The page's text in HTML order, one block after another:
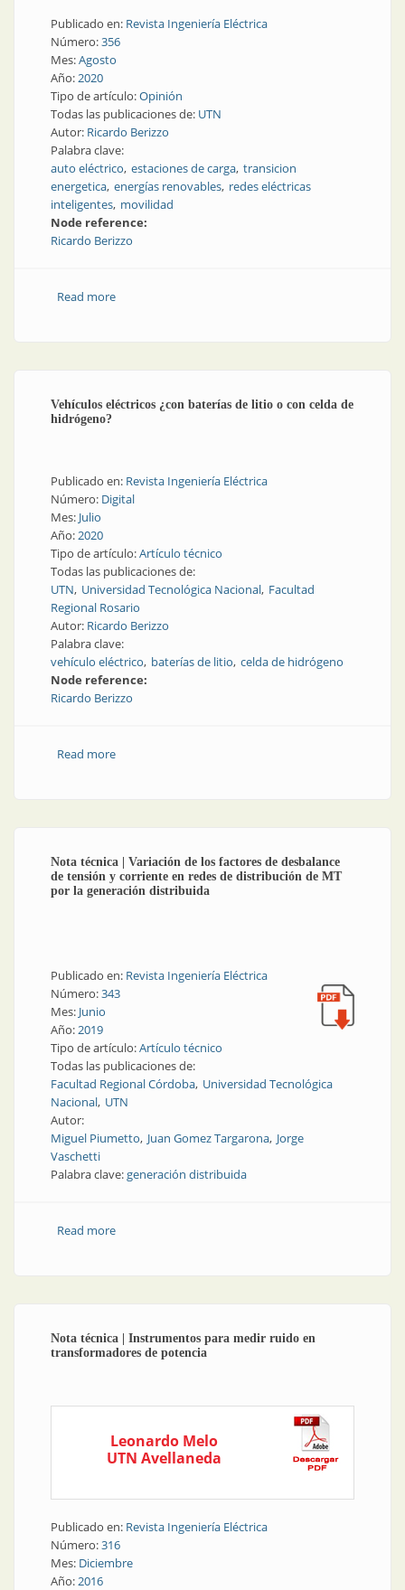
Publicado en: Revista Ingeniería Eléctrica
Número:356
Mes:Agosto
Año:2020
Tipo de artículo:Opinión
Todas las publicaciones de: UTN
Autor: Ricardo Berizzo
Palabra clave:
auto eléctrico estaciones de carga transicion
energetica energías renovables redes eléctricas
inteligentes movilidad
Node reference:
Ricardo Berizzo
Read moreabout Vehículo eléctrico: factor clave en la transición
Vehículos eléctricos ¿con baterías de litio o con celda de
hidrógeno?
Publicado en: Revista Ingeniería Eléctrica
Número: Digital
Mes: Julio
Año:2020
Tipo de artículo:Artículo técnico
Todas las publicaciones de:
UTN Universidad Tecnológica Nacional Facultad
Regional Rosario
Autor: Ricardo Berizzo
Palabra clave:
vehículo eléctrico baterías de litio celda de hidrógeno
Node reference:
Ricardo Berizzo
Read moreabout Vehículos eléctricos ¿con baterías de litio o con
Nota técnica | Variación de los factores de desbalance
de tensión y corriente en redes de distribución de MT
por la generación distribuida
Publicado en: Revista Ingeniería Eléctrica
Número:343
Mes: Junio
Año:2019
Tipo de artículo:Artículo técnico
Todas las publicaciones de:
Facultad Regional Córdoba Universidad Tecnológica
Nacional UTN
Autor:
Miguel Piumetto Juan Gomez Targarona Jorge
Vaschetti
Palabra clave:generación distribuida
Read moreabout Nota técnica | Variación de los factores de
Nota técnica | Instrumentos para medir ruido en
transformadores de potencia
Leonardo Melo
UTN Avellaneda
Publicado en: Revista Ingeniería Eléctrica
Número:316
Mes: Diciembre
Año:2016